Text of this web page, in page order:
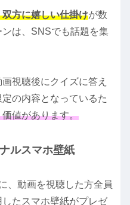
方に嬉しい仕掛けが数
は、SNSでも話題を集
視聴後にクイズに答え
の内容となっているた
値があります。
ルスマホ壁紙
、動画を視聴した方全員
たスマホ壁紙がプレゼ